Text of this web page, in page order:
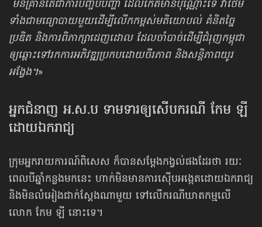
មិនគ្រាន់តែជាការបញ្ចប់បញ្ហា ដែលកើតមានប៉ុណ្ណោះទេ វាថែម
ទាំងជាមធ្យោបាយមួយដើម្បីលើកកម្ពស់មតិយោបល់ គំនិតច្នៃ
ប្រឌិត និងការពិភាក្សាដេញដោល ដែលចាំបាច់ដើម្បីជំរុញកម្ពុជា
ឲ្យឆ្ពោះទៅរកការអភិវឌ្ឍប្រកបដោយចីរភាព និងសន្តិភាពយូរ
អង្វែង។»
អ្នកជំនាញ អ.ស.ប ទាមទារឲ្យសើបករណី កែម ឡី
ដោយឯករាជ្យ
ក្រុមអ្នករាយការណ៍ពិសេស ក៏បានសម្តែងកង្វល់ផងដែរថា រយៈ
ពេលបីឆ្នាំកន្លងមកនេះ ហាក់មិនមានការស៊ើបអង្កេតដោយឯករាជ្យ
និងមិនលំអៀងជាក់ស្តែងណាមួយ ទៅលើករណីឃាតកម្មលើ
លោក កែម ឡី នោះទេ។